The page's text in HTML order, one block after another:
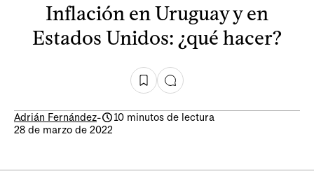
Inflación en Uruguay y en
Estados Unidos: ¿qué hacer?
Adrián Fernández-
10 minutos de lectura
28 de marzo de 2022